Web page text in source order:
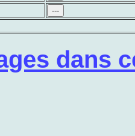
---
dans